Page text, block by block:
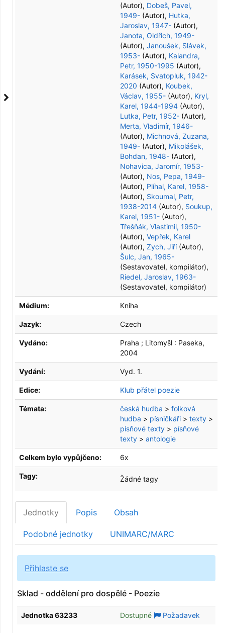
(Autor), Dobeš, Pavel,
1949- (Autor), Hutka,
Jaroslav, 1947- (Autor),
Janota, Oldřich, 1949-
(Autor), Janoušek, Slávek,
1953- (Autor), Kalandra,
Petr, 1950-1995 (Autor),
Karásek, Svatopluk, 1942-
2020 (Autor), Koubek,
Václav, 1955- (Autor), Kryl,
Karel, 1944-1994 (Autor),
Lutka, Petr, 1952- (Autor),
Merta, Vladimír, 1946-
(Autor), Michnová, Zuzana,
1949- (Autor), Mikolášek,
Bohdan, 1948- (Autor),
Nohavica, Jaromír, 1953-
(Autor), Nos, Pepa, 1949-
(Autor), Plíhal, Karel, 1958-
(Autor), Skoumal, Petr,
1938-2014 (Autor), Soukup,
Karel, 1951- (Autor),
Třešňák, Vlastimil, 1950-
(Autor), Vepřek, Karel
(Autor), Zych, Jiří (Autor),
Šulc, Jan, 1965-
(Sestavovatel, kompilátor),
Riedel, Jaroslav, 1963-
(Sestavovatel, kompilátor)
Médium: Kniha
Jazyk: Czech
Vydáno: Praha ; Litomyšl : Paseka,
2004
Vydání: Vyd. 1.
Edice: Klub přátel poezie
Témata: česká hudba > folková
hudba > písničkáři > texty >
písňové texty > písňové
texty > antologie
Celkem bylo vypůjčeno: 6x
Tagy: Žádné tagy
Jednotky Popis Obsah
Podobné jednotky UNIMARC/MARC
Přihlaste se
Sklad - oddělení pro dospělé - Poezie
Jednotka 63233 Dostupné Požadavek